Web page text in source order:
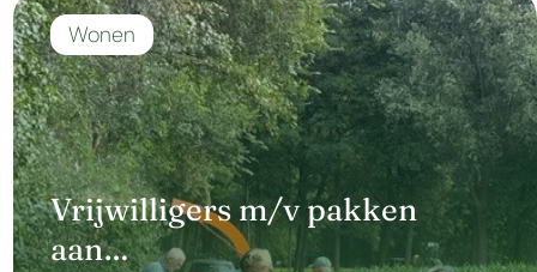
Vrijwilligers m/v pakken
aan…
Wonen